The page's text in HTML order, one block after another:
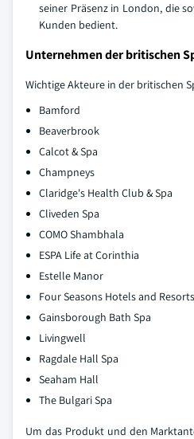
seiner Präsenz in London, die
Kunden bedient.
Unternehmen der britischen
Wichtige Akteure in der britischen
Bamford
Beaverbrook
Calcot & Spa
Champneys
Claridge's Health Club & Spa
Cliveden Spa
COMO Shambhala
ESPA Life at Corinthia
Estelle Manor
Four Seasons Hotels and Resorts
Gainsborough Bath Spa
Livingwell
Ragdale Hall Spa
Seaham Hall
The Bulgari Spa
Um das Produkt und den